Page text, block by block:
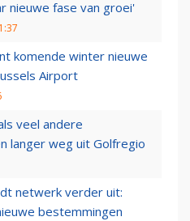
nieuwe fase van groei'
komende winter nieuwe
Airport
veel andere
langer weg uit Golfregio
netwerk verder uit:
bestemmingen